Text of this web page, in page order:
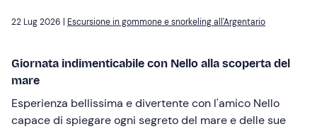
22 Lug 2026 | Escursione in gommone e snorkeling all'Argentario
Giornata indimenticabile con Nello alla scoperta del
mare
Esperienza bellissima e divertente con l'amico Nello
capace di spiegare ogni segreto del mare e delle sue